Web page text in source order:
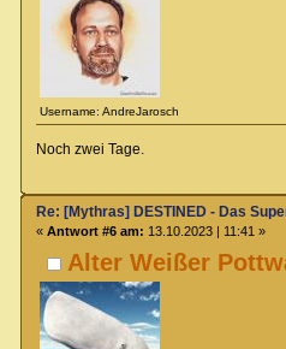
Username: AndreJarosch
Noch zwei Tage.
Alter Weißer
Re: [Mythras] DESTINED - Das
« Antwort #6 am: 13.10.2023 | 11:41 »